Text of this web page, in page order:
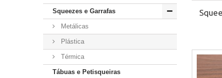
Squeezes e Garrafas
Metálicas
Plástica
Térmica
Tábuas e Petisqueiras